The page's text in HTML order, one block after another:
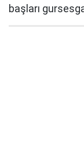
başları